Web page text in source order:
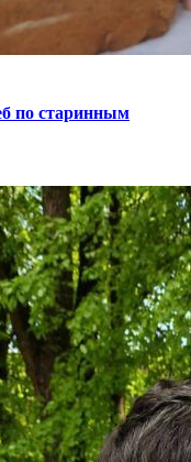
по старинным